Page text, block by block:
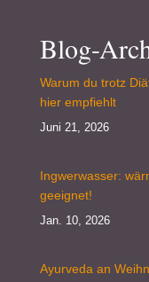
Blog-
Warum du trotz
hier empfiehlt
Juni 21, 2026
Ingwerwasser:
geeignet!
Jan. 10, 2026
Ayurveda an